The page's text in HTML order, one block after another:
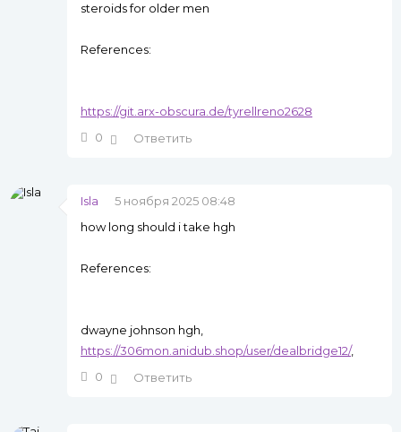
steroids for older men
References:
https://git.arx-obscura.de/tyrellreno2628
0
Ответить
Isla
5 ноября 2025 08:48
how long should i take hgh
References:
dwayne johnson hgh,
https://306mon.anidub.shop/user/dealbridge12/,
0
Ответить